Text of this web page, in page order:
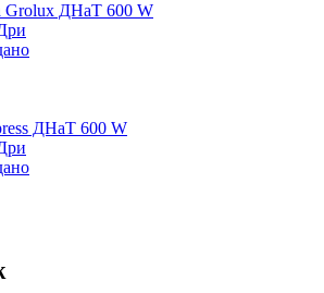
Grolux ДНаТ 600 W
ДНаТ 600 W